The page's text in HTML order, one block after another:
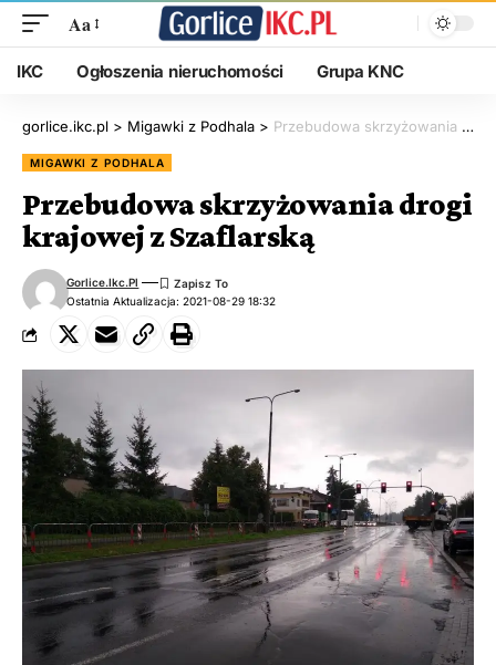
Aa
IKC Ogłoszenia nieruchomości Grupa KNC
gorlice.ikc.pl > Migawki z Podhala > Przebudowa skrzyżowania drogi krajowej z Szaflarską
MIGAWKI Z PODHALA
Przebudowa skrzyżowania drogi
krajowej z Szaflarską
Ostatnia Aktualizacja: 2021-08-29 18:32
Gorlice.ikc.pl